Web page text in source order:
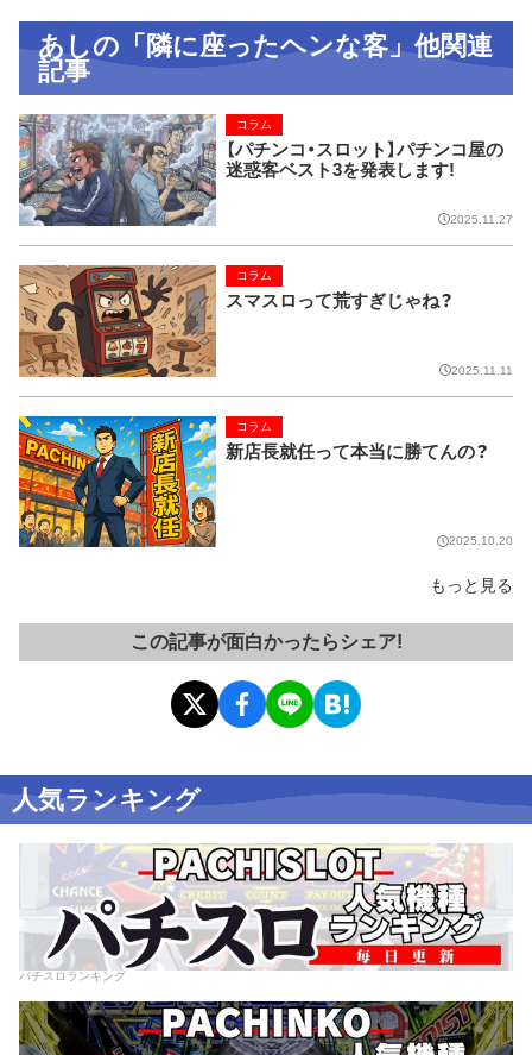
あしの「隣に座ったヘンな客」他関連
記事
【パチンコ・スロット】パチンコ屋の
迷惑客ベスト3を発表します!
コラム
2025.11.27
スマスロって荒すぎじゃね？
コラム
2025.11.11
新店長就任って本当に勝てんの？
コラム
2025.10.20
もっと見る
この記事が面白かったらシェア!
人気ランキング
パチスロランキング